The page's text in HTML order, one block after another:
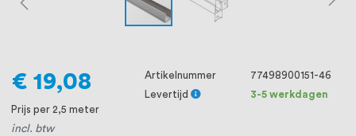
€ 19,08
Prijs per 2,5 meter
incl. btw
Artikelnummer
77498900151-46
Levertijd
3-5 werkdagen